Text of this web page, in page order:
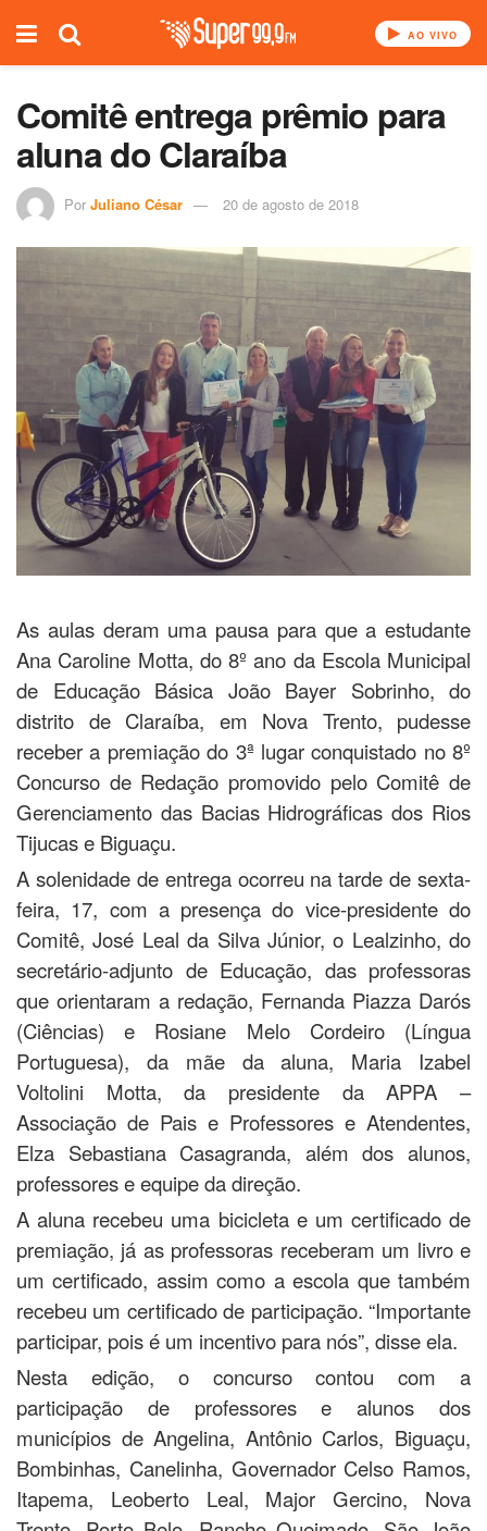
AO VIVO
Comitê entrega prêmio para
aluna do Claraíba
Por Juliano César 20 de agosto de 2018
As aulas deram uma pausa para que a estudante
Ana Caroline Motta, do 8º ano da Escola Municipal
de Educação Básica João Bayer Sobrinho, do
distrito de Claraíba, em Nova Trento, pudesse
receber a premiação do 3ª lugar conquistado no 8º
Concurso de Redação promovido pelo Comitê de
Gerenciamento das Bacias Hidrográficas dos Rios
Tijucas e Biguaçu.
A solenidade de entrega ocorreu na tarde de sexta-
feira, 17, com a presença do vice-presidente do
Comitê, José Leal da Silva Júnior, o Lealzinho, do
secretário-adjunto de Educação, das professoras
que orientaram a redação, Fernanda Piazza Darós
(Ciências) e Rosiane Melo Cordeiro (Língua
Portuguesa), da mãe da aluna, Maria Izabel
Voltolini Motta, da presidente da APPA –
Associação de Pais e Professores e Atendentes,
Elza Sebastiana Casagranda, além dos alunos,
professores e equipe da direção.
A aluna recebeu uma bicicleta e um certificado de
premiação, já as professoras receberam um livro e
um certificado, assim como a escola que também
recebeu um certificado de participação. “Importante
participar, pois é um incentivo para nós”, disse ela.
Nesta edição, o concurso contou com a
participação de professores e alunos dos
municípios de Angelina, Antônio Carlos, Biguaçu,
Bombinhas, Canelinha, Governador Celso Ramos,
Itapema, Leoberto Leal, Major Gercino, Nova